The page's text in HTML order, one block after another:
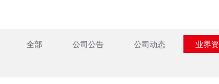
全部 公司公告 公司动态 业界